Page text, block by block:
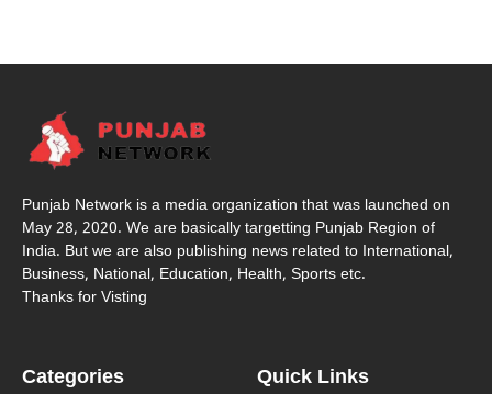
Punjab Network is a media organization that was launched on
May 28, 2020. We are basically targetting Punjab Region of
India. But we are also publishing news related to International,
Business, National, Education, Health, Sports etc.
Thanks for Visting
Categories Quick Links